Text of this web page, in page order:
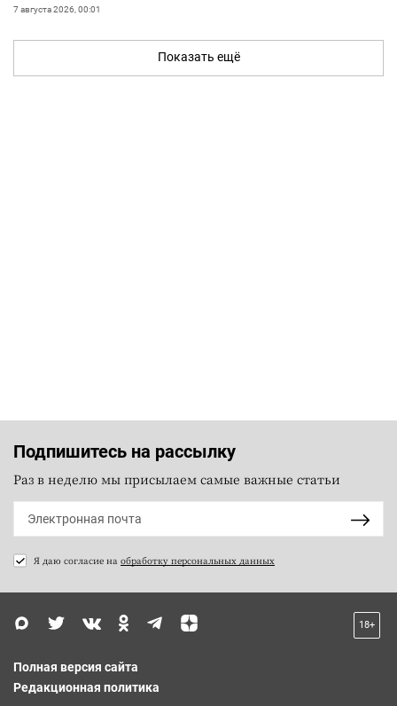
7 августа 2026, 00:01
Показать ещё
Подпишитесь на рассылку
Раз в неделю мы присылаем самые важные статьи
Я даю согласие на обработку персональных данных
18+
Полная версия сайта
Редакционная политика